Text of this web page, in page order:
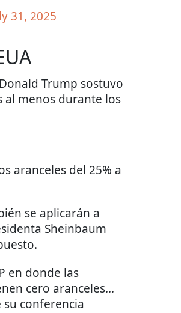
31, 2025
Trump sostuvo
al menos durante los
aranceles del 25% a
se aplicarán a
Sheinbaum
en donde las
cero aranceles…
su conferencia